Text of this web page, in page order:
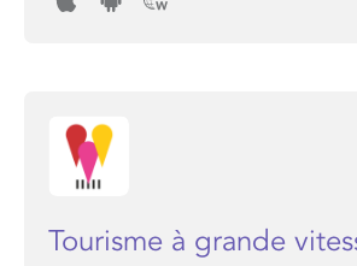
Tourisme à grande